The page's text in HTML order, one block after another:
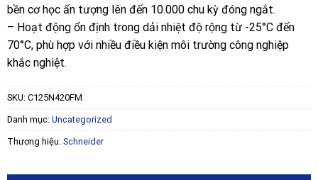
bền cơ học ấn tượng lên đến 10.000 chu kỳ đóng ngắt.
– Hoạt động ổn định trong dải nhiệt độ rộng từ -25°C đến
70°C, phù hợp với nhiều điều kiện môi trường công nghiệp
khắc nghiệt.
SKU: C125N420FM
Danh mục: Uncategorized
Thương hiệu: Schneider